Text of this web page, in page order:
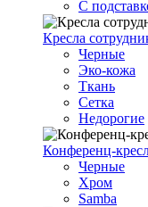
С
Кресла
Черные
Эко-кожа
Ткань
Сетка
Недорогие
Конференц-
Черные
Хром
Samba